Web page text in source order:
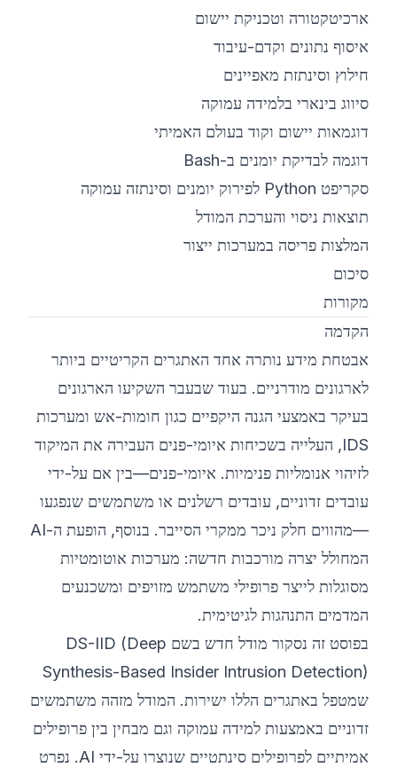
ארכיטקטורה וטכניקת יישום
איסוף נתונים וקדם-עיבוד
חילוץ וסינתזת מאפיינים
סיווג בינארי בלמידה עמוקה
דוגמאות יישום וקוד בעולם האמיתי
דוגמה לבדיקת יומנים ב-Bash
סקריפט Python לפירוק יומנים וסינתזה עמוקה
תוצאות ניסוי והערכת המודל
המלצות פריסה במערכות ייצור
סיכום
מקורות
הקדמה
אבטחת מידע נותרה אחד האתגרים הקריטיים ביותר
לארגונים מודרניים. בעוד שבעבר השקיעו הארגונים
בעיקר באמצעי הגנה היקפיים כגון חומות-אש ומערכות
IDS, העלייה בשכיחות איומי-פנים העבירה את המיקוד
לזיהוי אנומליות פנימיות. איומי-פנים—בין אם על-ידי
עובדים זדוניים, עובדים רשלנים או משתמשים שנפגעו
—מהווים חלק ניכר ממקרי הסייבר. בנוסף, הופעת ה-AI
המחולל יצרה מורכבות חדשה: מערכות אוטומטיות
מסוגלות לייצר פרופילי משתמש מזויפים ומשכנעים
המדמים התנהגות לגיטימית.
בפוסט זה נסקור מודל חדש בשם DS-IID (Deep
Synthesis-Based Insider Intrusion Detection)
שמטפל באתגרים הללו ישירות. המודל מזהה משתמשים
זדוניים באמצעות למידה עמוקה וגם מבחין בין פרופילים
אמיתיים לפרופילים סינתטיים שנוצרו על-ידי AI. נפרט